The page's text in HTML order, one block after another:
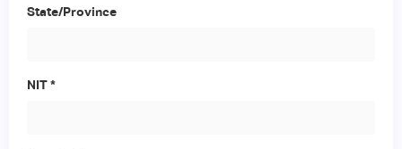
State/Province
NIT *